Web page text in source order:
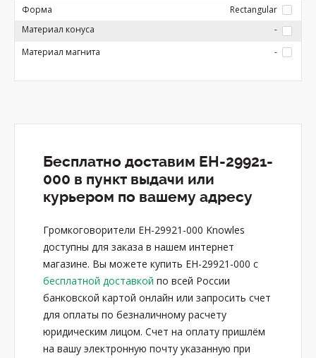
Форма
Rectangular
Материал конуса
-
Материал магнита
-
Бесплатно доставим EH-29921-
000 в пункт выдачи или
курьером по вашему адресу
Громкоговорители EH-29921-000 Knowles
доступны для заказа в нашем интернет
магазине. Вы можете купить EH-29921-000 с
бесплатной доставкой по всей России
банковской картой онлайн или запросить счет
для оплаты по безналичному расчету
юридическим лицом. Счет на оплату пришлём
на вашу электронную почту указанную при